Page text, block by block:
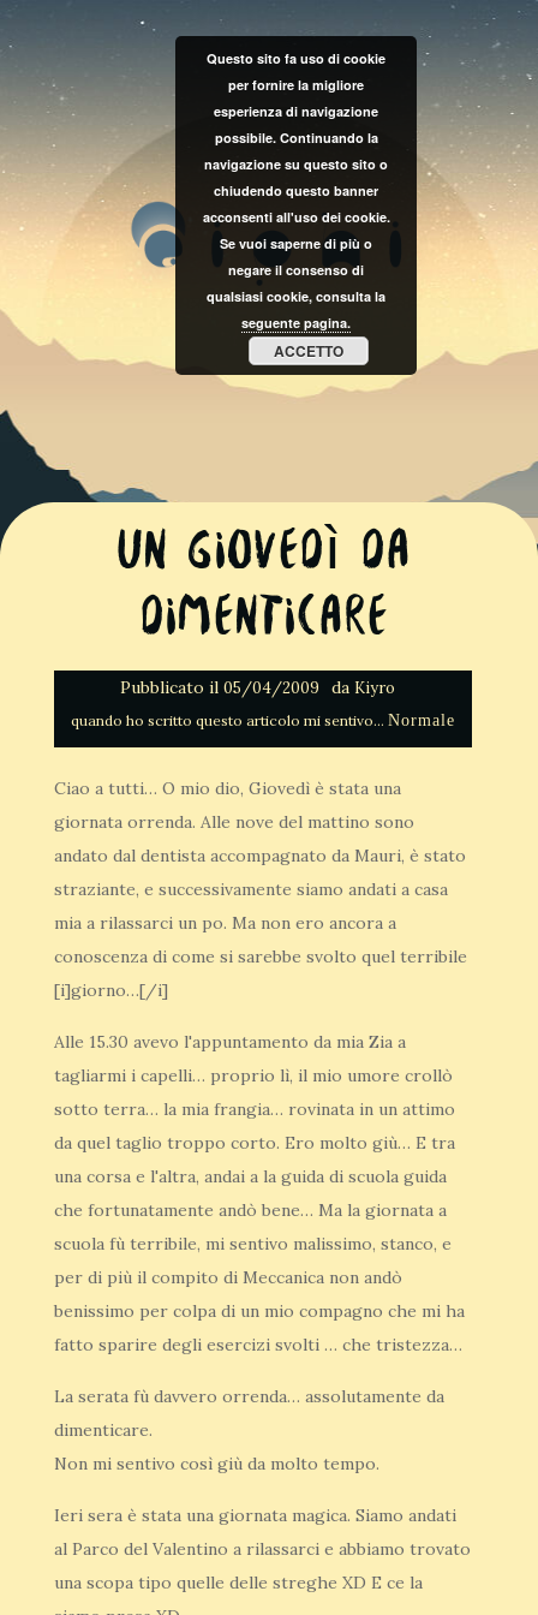
Un Giovedì da
dimenticare
Pubblicato il 05/04/2009 da Kiyro
Normale
Ciao a tutti… O mio dio, Giovedì è stata una
giornata orrenda. Alle nove del mattino sono
andato dal dentista accompagnato da Mauri, è stato
straziante, e successivamente siamo andati a casa
mia a rilassarci un po. Ma non ero ancora a
conoscenza di come si sarebbe svolto quel terribile
[i]giorno…[/i]
Alle 15.30 avevo l'appuntamento da mia Zia a
tagliarmi i capelli… proprio lì, il mio umore crollò
sotto terra… la mia frangia… rovinata in un attimo
da quel taglio troppo corto. Ero molto giù… E tra
una corsa e l'altra, andai a la guida di scuola guida
che fortunatamente andò bene… Ma la giornata a
scuola fù terribile, mi sentivo malissimo, stanco, e
per di più il compito di Meccanica non andò
benissimo per colpa di un mio compagno che mi ha
fatto sparire degli esercizi svolti … che tristezza…
La serata fù davvero orrenda… assolutamente da
dimenticare.
Non mi sentivo così giù da molto tempo.
Ieri sera è stata una giornata magica. Siamo andati
al Parco del Valentino a rilassarci e abbiamo trovato
una scopa tipo quelle delle streghe XD E ce la
Questo sito fa uso di cookie
per fornire la migliore
esperienza di navigazione
possibile. Continuando la
navigazione su questo sito o
chiudendo questo banner
acconsenti all'uso dei cookie.
Se vuoi saperne di più o
negare il consenso di
qualsiasi cookie, consulta la
seguente pagina.
ACCETTO